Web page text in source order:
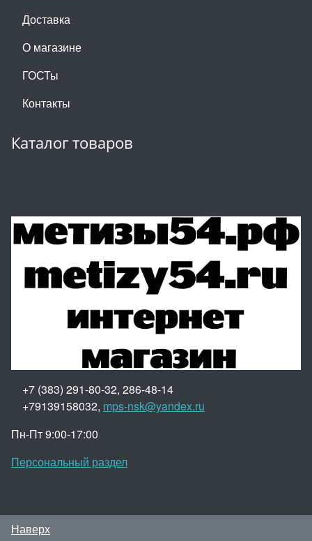
Доставка
О магазине
ГОСТы
Контакты
Каталог товаров
+7 (383) 291-80-32, 286-48-14
+79139158032, mps-nsk@yandex.ru
Пн-Пт 9:00-17:00
Персональный раздел
Наверх